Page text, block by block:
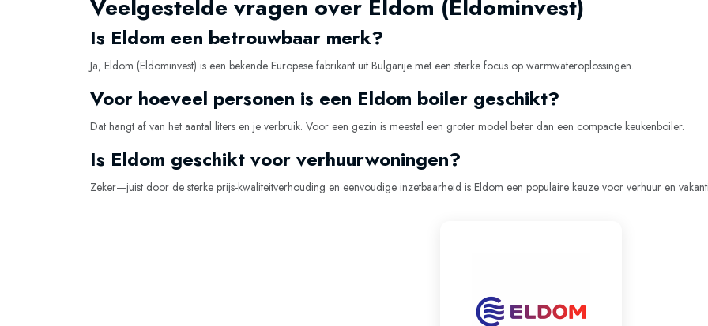
Veelgestelde vragen over Eldom (Eldominvest)
Is Eldom een betrouwbaar merk?
Ja, Eldom (Eldominvest) is een bekende Europese fabrikant uit Bulgarije met een sterke focus op warmwateroplossingen.
Voor hoeveel personen is een Eldom boiler geschikt?
Dat hangt af van het aantal liters en je verbruik. Voor een gezin is meestal een groter model beter dan een compacte keukenboiler.
Is Eldom geschikt voor verhuurwoningen?
Zeker—juist door de sterke prijs-kwaliteitverhouding en eenvoudige inzetbaarheid is Eldom een populaire keuze voor verhuur en